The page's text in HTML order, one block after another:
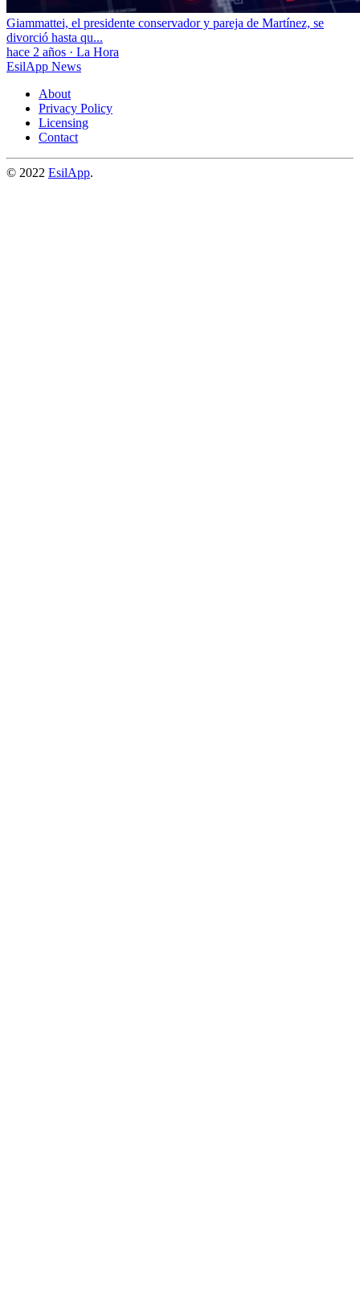
Giammattei, el presidente conservador y pareja de Martínez, se
divorció hasta qu...
hace 2 años · La Hora
EsilApp News
About
Privacy Policy
Licensing
Contact
© 2022 EsilApp.